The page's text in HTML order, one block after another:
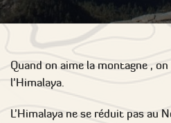
Quand on aime la montagne ,
l'Himalaya.
L'Himalaya ne se réduit pas au